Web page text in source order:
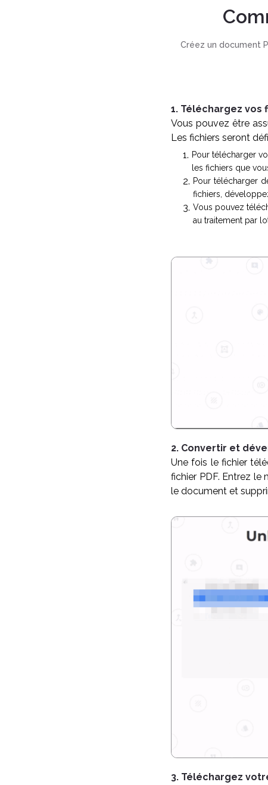
Créez un document
1. Téléchargez vos
Vous pouvez être
Les fichiers seront
Pour télécharger
les fichiers que
Pour télécharger
fichiers,
Vous pouvez
au traitement par
2. Convertir et
Une fois le fichier
fichier PDF. Entrez
le document et
3. Téléchargez